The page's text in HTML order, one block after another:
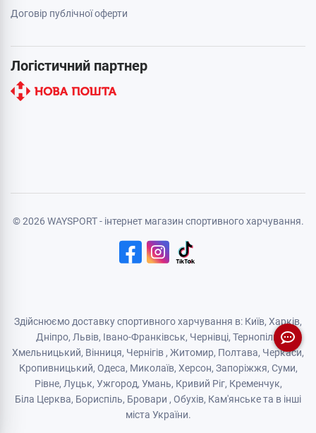
Договір публічної оферти
Логістичний партнер
© 2026 WAYSPORT - інтернет магазин спортивного харчування.
Здійснюємо доставку спортивного харчування в: Київ, Харків,
Дніпро, Львів, Івано-Франківськ, Чернівці, Тернопіль
Хмельницький, Вінниця, Чернігів , Житомир, Полтава, Черкаси,
Кропивницький, Одеса, Миколаїв, Херсон, Запоріжжя, Суми,
Рівне, Луцьк, Ужгород, Умань, Кривий Ріг, Кременчук,
Біла Церква, Бориспіль, Бровари , Обухів, Кам'янськeта в інші
міста України.